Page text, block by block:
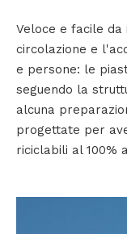
Veloce e facile
circolazione e
e persone: le
seguendo la
alcuna
progettate per
riciclabili al 100%